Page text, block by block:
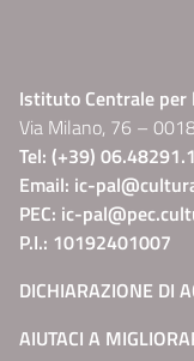
Istituto Centrale per
Via Milano, 76 –
Tel: (+39) 06.48291.1
Email: ic-
PEC: ic-
P.I.: 10192401007
DICHIARAZIONE DI
AIUTACI A